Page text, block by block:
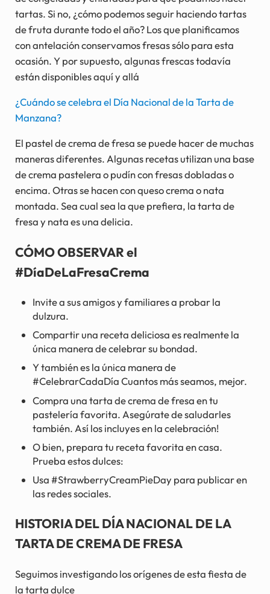
tartas. Si no, ¿cómo podemos seguir haciendo tartas
de fruta durante todo el año? Los que planificamos
con antelación conservamos fresas sólo para esta
ocasión. Y por supuesto, algunas frescas todavía
están disponibles aquí y allá
¿Cuándo se celebra el Día Nacional de la Tarta de
Manzana?
El pastel de crema de fresa se puede hacer de muchas
maneras diferentes. Algunas recetas utilizan una base
de crema pastelera o pudín con fresas dobladas o
encima. Otras se hacen con queso crema o nata
montada. Sea cual sea la que prefiera, la tarta de
fresa y nata es una delicia.
CÓMO OBSERVAR el
#DíaDeLaFresaCrema
Invite a sus amigos y familiares a probar la
dulzura.
Compartir una receta deliciosa es realmente la
única manera de celebrar su bondad.
Y también es la única manera de
#CelebrarCadaDía Cuantos más seamos, mejor.
Compra una tarta de crema de fresa en tu
pastelería favorita. Asegúrate de saludarles
también. Así los incluyes en la celebración!
O bien, prepara tu receta favorita en casa.
Prueba estos dulces:
Usa #StrawberryCreamPieDay para publicar en
las redes sociales.
HISTORIA DEL DÍA NACIONAL DE LA
TARTA DE CREMA DE FRESA
Seguimos investigando los orígenes de esta fiesta de
la tarta dulce